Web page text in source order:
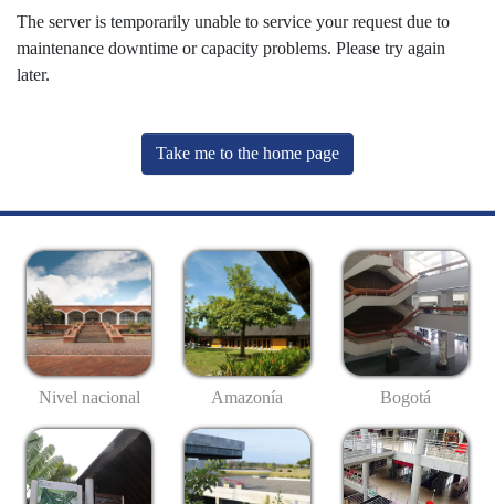
The server is temporarily unable to service your request due to
maintenance downtime or capacity problems. Please try again
later.
Take me to the home page
Nivel nacional Amazonía Bogotá